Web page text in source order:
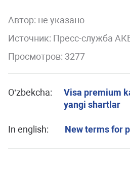
Автор: не указано
Источник: Пресс-служба
Просмотров: 3277
O’zbekcha:
Visa premium
yangi shartlar
In english: New terms for